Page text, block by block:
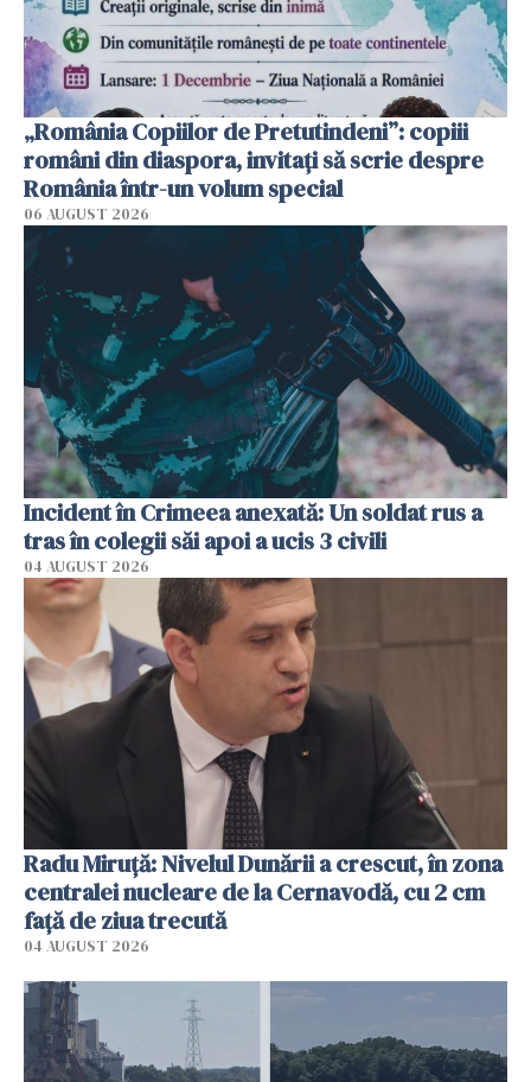
„România Copiilor de Pretutindeni”: copiii
români din diaspora, invitați să scrie despre
România într-un volum special
06 AUGUST 2026
Incident în Crimeea anexată: Un soldat rus a
tras în colegii săi apoi a ucis 3 civili
04 AUGUST 2026
Radu Miruţă: Nivelul Dunării a crescut, în zona
centralei nucleare de la Cernavodă, cu 2 cm
faţă de ziua trecută
04 AUGUST 2026